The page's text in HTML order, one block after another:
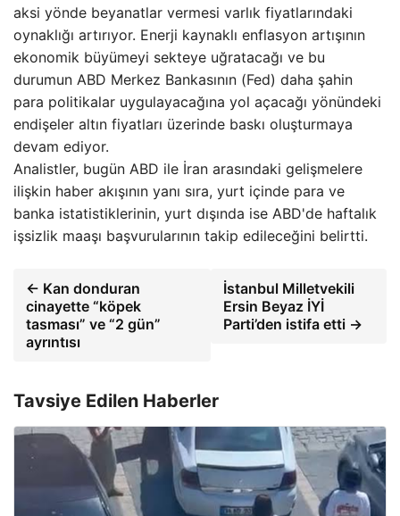
aksi yönde beyanatlar vermesi varlık fiyatlarındaki
oynaklığı artırıyor. Enerji kaynaklı enflasyon artışının
ekonomik büyümeyi sekteye uğratacağı ve bu
durumun ABD Merkez Bankasının (Fed) daha şahin
para politikalar uygulayacağına yol açacağı yönündeki
endişeler altın fiyatları üzerinde baskı oluşturmaya
devam ediyor.
Analistler, bugün ABD ile İran arasındaki gelişmelere
ilişkin haber akışının yanı sıra, yurt içinde para ve
banka istatistiklerinin, yurt dışında ise ABD'de haftalık
işsizlik maaşı başvurularının takip edileceğini belirtti.
← Kan donduran
cinayette “köpek
tasması” ve “2 gün”
ayrıntısı
İstanbul Milletvekili
Ersin Beyaz İYİ
Parti’den istifa etti →
Tavsiye Edilen Haberler